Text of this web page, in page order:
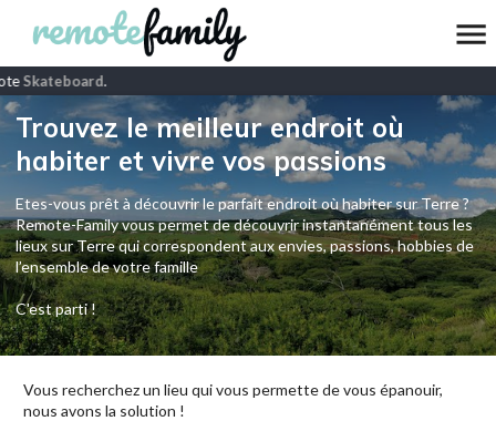
Skateboard.
Trouvez le meilleur endroit où
habiter et vivre vos passions
Etes-vous prêt à découvrir le parfait endroit où habiter sur Terre ?
Remote-Family vous permet de découvrir instantanément tous les
lieux sur Terre qui correspondent aux envies, passions, hobbies de
l’ensemble de votre famille
C'est parti !
Vous recherchez un lieu qui vous permette de vous épanouir,
nous avons la solution !